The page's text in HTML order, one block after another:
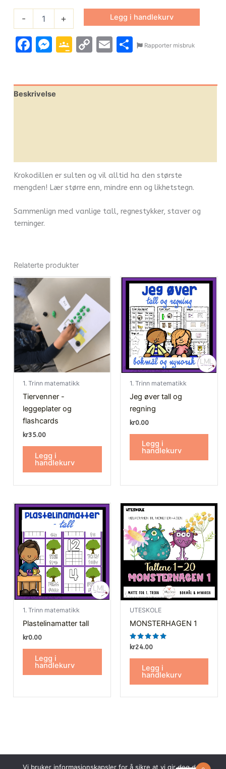
- + Legg i handlekurv
Facebook
Messenger
Google
CopyEmailShare
Rapporter misbruk
Beskrivelse
Krokodillen er sulten og vil alltid ha den største
mengden! Lær større enn, mindre enn og likhetstegn.
Sammenlign med vanlige tall, regnestykker, staver og
terninger.
Relaterte produkter
1. Trinn matematikk
Tiervenner -
leggeplater og
flashcards
kr35.00
Legg i
handlekurv
1. Trinn matematikk
Jeg øver tall og
regning
kr0.00
Legg i
handlekurv
1. Trinn matematikk
Plastelinamatter tall
kr0.00
Legg i
handlekurv
UTESKOLE
MONSTERHAGEN 1
Vurdert
5.00
av 5
kr24.00
Legg i
handlekurv
Vi bruker informasjonskapsler for å sikre at vi gir deg den